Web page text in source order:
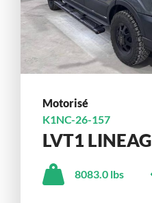
Motorisé
K1NC-26-157
LVT1
8083.0 lbs